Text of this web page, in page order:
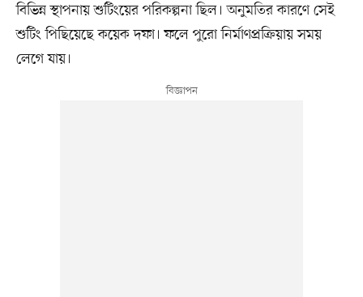
বিভিন্ন স্থাপনায় শুটিংয়ের পরিকল্পনা ছিল। অনুমতির কারণে সেই
শুটিং পিছিয়েছে কয়েক দফা। ফলে পুরো নির্মাণপ্রক্রিয়ায় সময়
লেগে যায়।